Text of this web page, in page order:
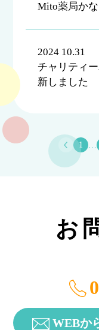
Mito薬局か
2024 10.31
チャリティ
新しました
1 …
お
WEBか